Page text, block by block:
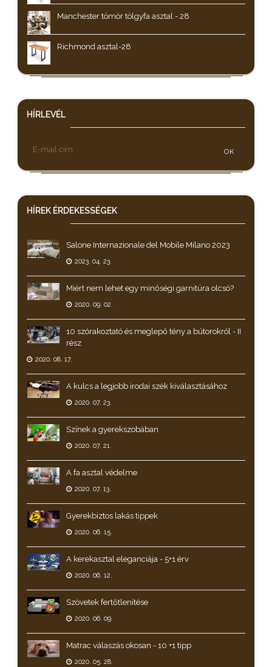
Manchester tömör tölgyfa asztal - 28
Richmond asztal-28
HÍRLEVÉL
OK
HÍREK ÉRDEKESSÉGEK
Salone Internazionale del Mobile Milano 2023
2023. 04. 23.
Miért nem lehet egy minőségi garnitúra olcsó?
2020. 09. 02.
10 szórakoztató és meglepő tény a bútorokról - II
rész
2020. 08. 17.
A kulcs a legjobb irodai szék kiválasztásához
2020. 07. 23.
Színek a gyerekszobában
2020. 07. 21.
A fa asztal védelme
2020. 07. 13.
Gyerekbiztos lakás tippek
2020. 06. 15.
A kerekasztal eleganciája - 5+1 érv
2020. 06. 12.
Szövetek fertőtlenítése
2020. 06. 09.
Matrac válaszás okosan - 10 +1 tipp
2020. 05. 28.